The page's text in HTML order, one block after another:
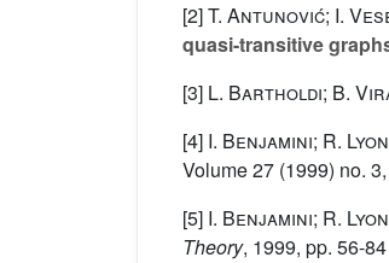
[2]T. Antunović; I.
quasi-transitive
[3] L. Bartholdi; B.
[4] I. Benjamini; R.
Volume 27 (1999) no.
[5] I. Benjamini; R.
Theory, 1999, pp. 56-84